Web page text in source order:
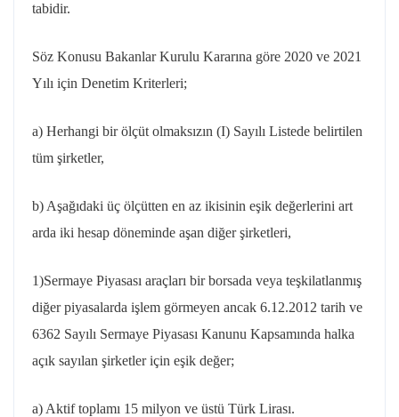
tabidir.
Söz Konusu Bakanlar Kurulu Kararına göre 2020 ve 2021
Yılı için Denetim Kriterleri;
a) Herhangi bir ölçüt olmaksızın (I) Sayılı Listede belirtilen
tüm şirketler,
b) Aşağıdaki üç ölçütten en az ikisinin eşik değerlerini art
arda iki hesap döneminde aşan diğer şirketleri,
1)Sermaye Piyasası araçları bir borsada veya teşkilatlanmış
diğer piyasalarda işlem görmeyen ancak 6.12.2012 tarih ve
6362 Sayılı Sermaye Piyasası Kanunu Kapsamında halka
açık sayılan şirketler için eşik değer;
a) Aktif toplamı 15 milyon ve üstü Türk Lirası.